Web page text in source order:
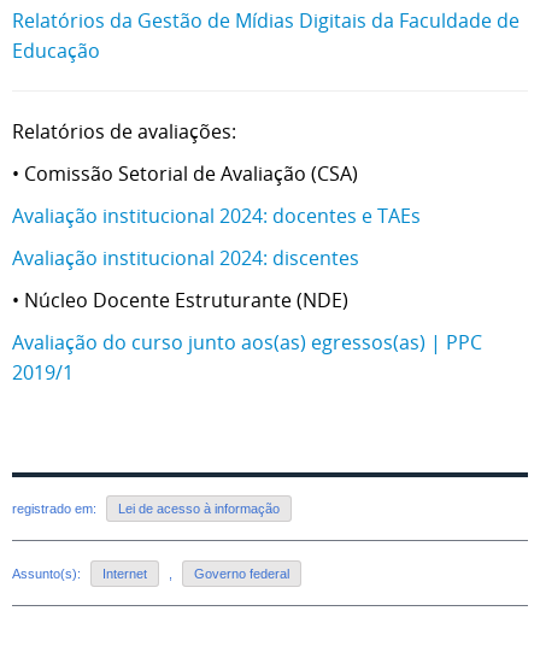
Relatórios da Gestão de Mídias Digitais da Faculdade de
Educação
Relatórios de avaliações:
• Comissão Setorial de Avaliação (CSA)
Avaliação institucional 2024: docentes e TAEs
Avaliação institucional 2024: discentes
• Núcleo Docente Estruturante (NDE)
Avaliação do curso junto aos(as) egressos(as) | PPC
2019/1
registrado em: Lei de acesso à informação
Assunto(s): Internet Governo federal